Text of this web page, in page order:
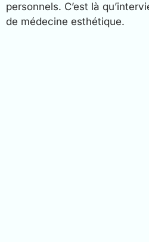
personnels. C’est là
de médecine esthétique.